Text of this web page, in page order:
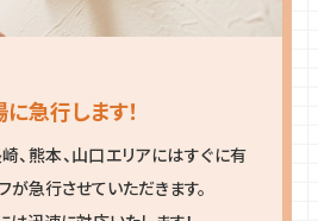
急行します！
、熊本、山口エリアにはすぐに有
が急行させていただきます。